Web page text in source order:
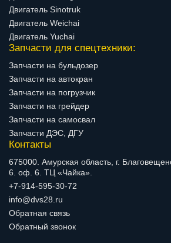
Двигатель Sinotruk
Двигатель Weichai
Двигатель Yuchai
Запчасти для спецтехники:
Запчасти на бульдозер
Запчасти на автокран
Запчасти на погрузчик
Запчасти на грейдер
Запчасти на самосвал
Запчасти ДЭС, ДГУ
Контакты
675000. Амурская область, г.
6. оф. 6. ТЦ «Чайка».
+7-914-595-30-72
info@dvs28.ru
Обратная связь
Обратный звонок